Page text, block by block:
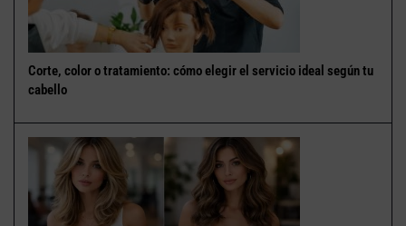
Corte, color o tratamiento: cómo elegir el servicio ideal según tu
cabello